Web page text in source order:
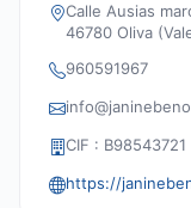
Calle Ausias
46780 Oliva
960591967
CIF : B98543721
https://